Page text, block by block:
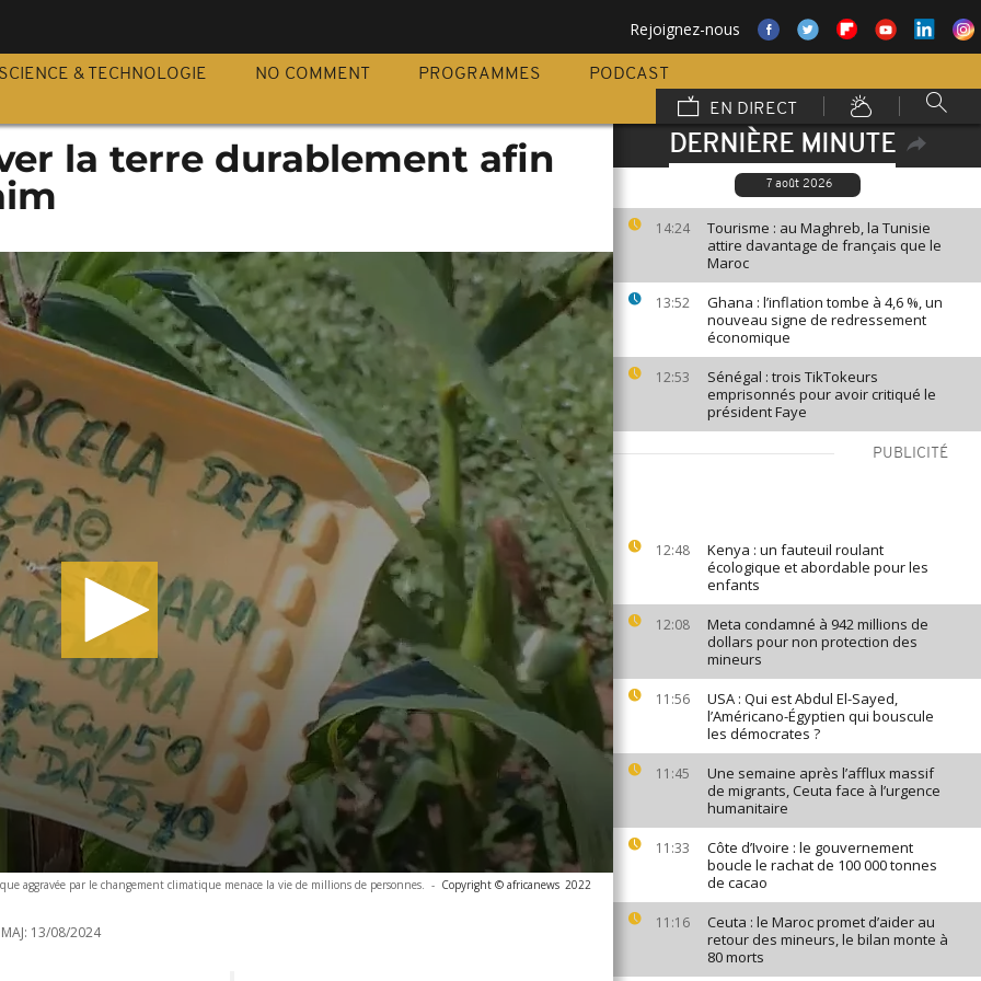
Rejoignez-nous
SCIENCE & TECHNOLOGIE NO COMMENT PROGRAMMES
PODCAST
EN DIRECT
DERNIÈRE MINUTE
7 août 2026
14:24
Tourisme : au Maghreb, la Tunisie
attire davantage de français que le
Maroc
13:52
Ghana : l’inflation tombe à 4,6 %, un
nouveau signe de redressement
économique
12:53
Sénégal : trois TikTokeurs
emprisonnés pour avoir critiqué le
président Faye
PUBLICITÉ
12:48
Kenya : un fauteuil roulant
écologique et abordable pour les
enfants
12:08
Meta condamné à 942 millions de
dollars pour non protection des
mineurs
11:56
USA : Qui est Abdul El-Sayed,
l’Américano-Égyptien qui bouscule
les démocrates ?
11:45
Une semaine après l’afflux massif
de migrants, Ceuta face à l’urgence
humanitaire
11:33
Côte d’Ivoire : le gouvernement
boucle le rachat de 100 000 tonnes
de cacao
11:16
Ceuta : le Maroc promet d’aider au
retour des mineurs, le bilan monte à
80 morts
la terre durablement afin
aggravée par le changement climatique menace la vie de millions de personnes. - Copyright © africanews 2022
13/08/2024